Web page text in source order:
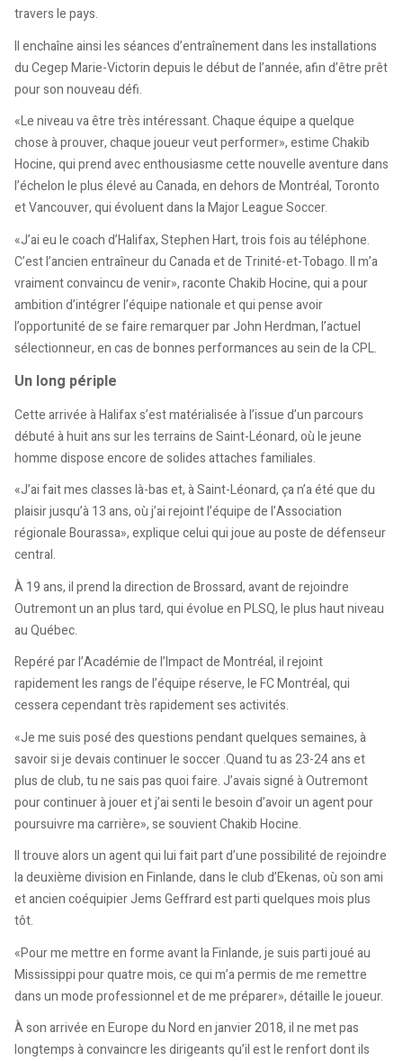
travers le pays.
Il enchaîne ainsi les séances d’entraînement dans les installations
du Cegep Marie-Victorin depuis le début de l’année, afin d’être prêt
pour son nouveau défi.
«Le niveau va être très intéressant. Chaque équipe a quelque
chose à prouver, chaque joueur veut performer», estime Chakib
Hocine, qui prend avec enthousiasme cette nouvelle aventure dans
l’échelon le plus élevé au Canada, en dehors de Montréal, Toronto
et Vancouver, qui évoluent dans la Major League Soccer.
«J’ai eu le coach d’Halifax, Stephen Hart, trois fois au téléphone.
C’est l’ancien entraîneur du Canada et de Trinité-et-Tobago. Il m’a
vraiment convaincu de venir», raconte Chakib Hocine, qui a pour
ambition d’intégrer l’équipe nationale et qui pense avoir
l’opportunité de se faire remarquer par John Herdman, l’actuel
sélectionneur, en cas de bonnes performances au sein de la CPL.
Un long périple
Cette arrivée à Halifax s’est matérialisée à l’issue d’un parcours
débuté à huit ans sur les terrains de Saint-Léonard, où le jeune
homme dispose encore de solides attaches familiales.
«J’ai fait mes classes là-bas et, à Saint-Léonard, ça n’a été que du
plaisir jusqu’à 13 ans, où j’ai rejoint l’équipe de l’Association
régionale Bourassa», explique celui qui joue au poste de défenseur
central.
À 19 ans, il prend la direction de Brossard, avant de rejoindre
Outremont un an plus tard, qui évolue en PLSQ, le plus haut niveau
au Québec.
Repéré par l’Académie de l’Impact de Montréal, il rejoint
rapidement les rangs de l’équipe réserve, le FC Montréal, qui
cessera cependant très rapidement ses activités.
«Je me suis posé des questions pendant quelques semaines, à
savoir si je devais continuer le soccer .Quand tu as 23-24 ans et
plus de club, tu ne sais pas quoi faire. J’avais signé à Outremont
pour continuer à jouer et j’ai senti le besoin d’avoir un agent pour
poursuivre ma carrière», se souvient Chakib Hocine.
Il trouve alors un agent qui lui fait part d’une possibilité de rejoindre
la deuxième division en Finlande, dans le club d’Ekenas, où son ami
et ancien coéquipier Jems Geffrard est parti quelques mois plus
tôt.
«Pour me mettre en forme avant la Finlande, je suis parti joué au
Mississippi pour quatre mois, ce qui m’a permis de me remettre
dans un mode professionnel et de me préparer», détaille le joueur.
À son arrivée en Europe du Nord en janvier 2018, il ne met pas
longtemps à convaincre les dirigeants qu’il est le renfort dont ils